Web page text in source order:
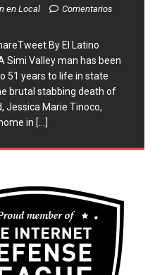
en Local
Comentarios
​By El Latino
Simi Valley man has been
51 years to life in state
brutal stabbing death of
Jessica Marie Tinoco,
in [...]